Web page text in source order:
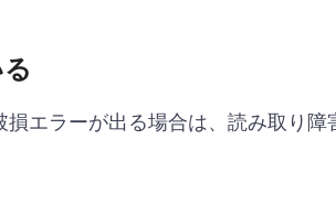
エラーが出る場合は、読み取り